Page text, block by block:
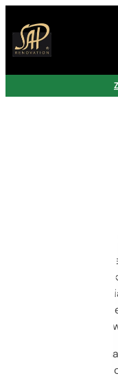
treści
Trudno wyobrazić
fortepianu
połysku. W
Fortepianowego”,
jakości czarnych
W Lakierniach SAP
najwyższej jakości
producentów.
charakteryzują się
bezkonkurencyjną
Na doskonale
również odpowiedni